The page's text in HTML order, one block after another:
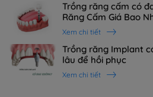
Trồng răng cấm có
Răng Cấm Giá Bao
Xem chi tiết
Trồng răng Implant
lâu để hồi phục
Xem chi tiết